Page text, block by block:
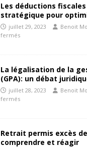
Les déductions
stratégique pour
juillet 29, 2023 Benoit
fermés
La légalisation de la
(GPA): un débat
juillet 28, 2023 Benoit
fermés
Retrait permis excès
comprendre et réagir